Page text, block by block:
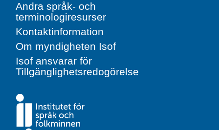
Andra språk- och
terminologiresurser
Kontaktinformation
Om myndigheten Isof
Isof ansvarar för
Tillgänglighetsredogörelse